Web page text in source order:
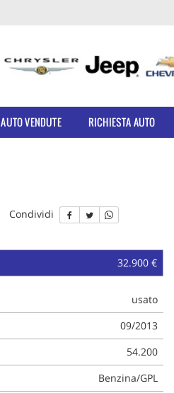
AUTO VENDUTE RICHIESTA AUTO
Condividi
32.900 €
usato
09/2013
54.200
Benzina/GPL